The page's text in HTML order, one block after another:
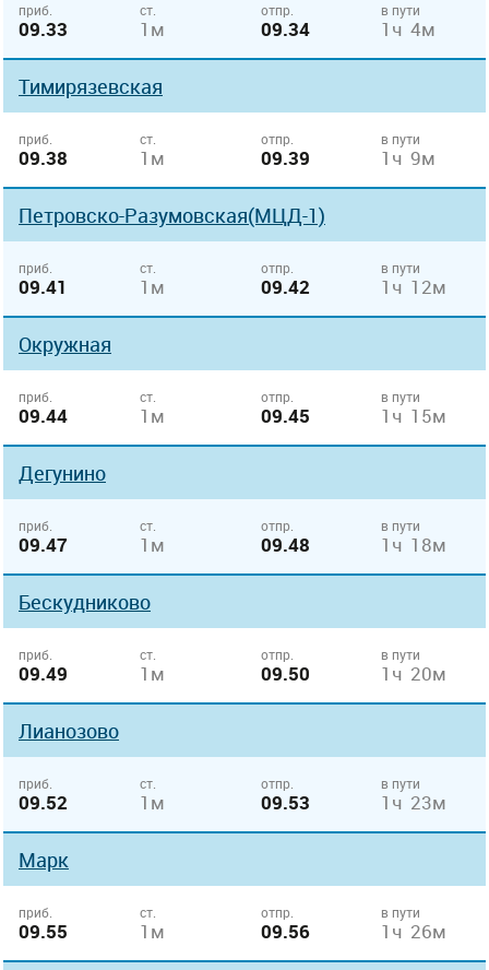
приб.
09.33
ст.
1м
отпр.
09.34
в пути
1ч 4м
Тимирязевская
приб.
09.38
ст.
1м
отпр.
09.39
в пути
1ч 9м
Петровско-Разумовская(МЦД-1)
приб.
09.41
ст.
1м
отпр.
09.42
в пути
1ч 12м
Окружная
приб.
09.44
ст.
1м
отпр.
09.45
в пути
1ч 15м
Дегунино
приб.
09.47
ст.
1м
отпр.
09.48
в пути
1ч 18м
Бескудниково
приб.
09.49
ст.
1м
отпр.
09.50
в пути
1ч 20м
Лианозово
приб.
09.52
ст.
1м
отпр.
09.53
в пути
1ч 23м
Марк
приб.
09.55
ст.
1м
отпр.
09.56
в пути
1ч 26м